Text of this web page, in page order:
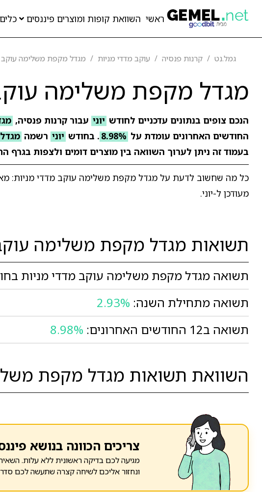
ראשי השוואת קופות ומוצרים פיננסים
גמל.נט קרנות פנסיה עוקב מדדי מניות מגדל מקפת משלימה עוקב
מגדל מקפת משלימה
הנכם צופים בנתונים עדכניים לחודש יוני עבור קרנות פנסיה,
החודשים האחרונים עומדת על 8.98% . בחודש יוני רשמה
בעמוד זה ניתן לערוך השוואה בין מוצרים דומים ולצפות בגרף
כל מה שחשוב לדעת על מגדל מקפת משלימה עוקב מדדי מניות:
מעודכן ל-יוני.
תשואות מגדל מקפת משלימה
תשואה מגדל מקפת משלימה עוקב מדדי מניות
תשואה מתחילת השנה: 2.93%
תשואה ב12 החודשים האחרונים:
8.98%
השוואת תשואות מגדל מקפת
צריכים הכוונה בנושא
מגיעה לכם בדיקה ראשונית ללא עלות.
ונחזור אליכם לשיחה קצרה שתעשה לכם